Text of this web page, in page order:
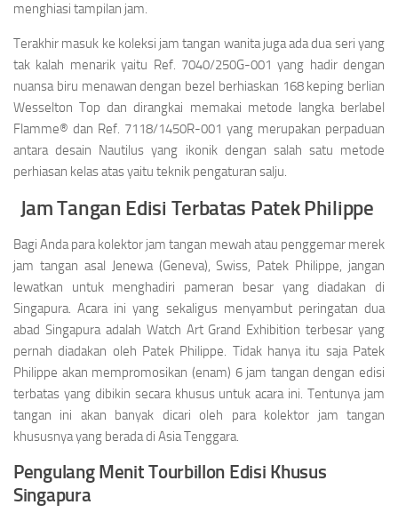
menghiasi tampilan jam.
Terakhir masuk ke koleksi jam tangan wanita juga ada dua seri yang
tak kalah menarik yaitu Ref. 7040/250G-001 yang hadir dengan
nuansa biru menawan dengan bezel berhiaskan 168 keping berlian
Wesselton Top dan dirangkai memakai metode langka berlabel
Flamme® dan Ref. 7118/1450R-001 yang merupakan perpaduan
antara desain Nautilus yang ikonik dengan salah satu metode
perhiasan kelas atas yaitu teknik pengaturan salju.
Jam Tangan Edisi Terbatas Patek Philippe
Bagi Anda para kolektor jam tangan mewah atau penggemar merek
jam tangan asal Jenewa (Geneva), Swiss, Patek Philippe, jangan
lewatkan untuk menghadiri pameran besar yang diadakan di
Singapura. Acara ini yang sekaligus menyambut peringatan dua
abad Singapura adalah Watch Art Grand Exhibition terbesar yang
pernah diadakan oleh Patek Philippe. Tidak hanya itu saja Patek
Philippe akan mempromosikan (enam) 6 jam tangan dengan edisi
terbatas yang dibikin secara khusus untuk acara ini. Tentunya jam
tangan ini akan banyak dicari oleh para kolektor jam tangan
khususnya yang berada di Asia Tenggara.
Pengulang Menit Tourbillon Edisi Khusus
Singapura